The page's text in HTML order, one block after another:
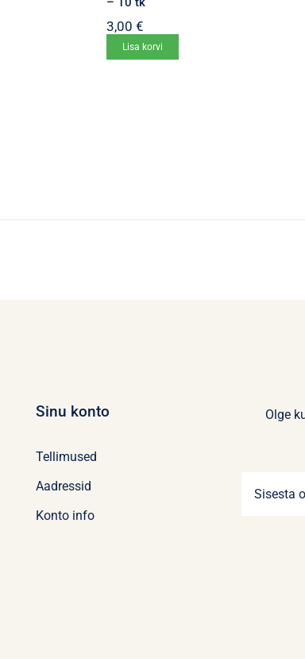
3,00 €
Lisa korvi
Sinu konto
Tellimused
Aadressid
Konto info
Olge